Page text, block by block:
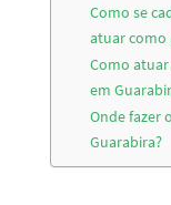
Como se
atuar como
Como
em
Onde fazer
Guarabira?